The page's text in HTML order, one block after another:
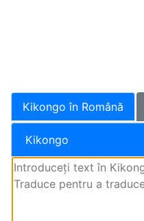
Kikongo în Română
Kikongo